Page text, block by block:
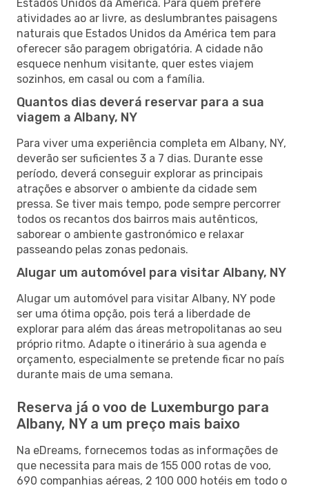
Estados Unidos da América. Para quem prefere
atividades ao ar livre, as deslumbrantes paisagens
naturais que Estados Unidos da América tem para
oferecer são paragem obrigatória. A cidade não
esquece nenhum visitante, quer estes viajem
sozinhos, em casal ou com a família.
Quantos dias deverá reservar para a sua
viagem a Albany, NY
Para viver uma experiência completa em Albany, NY,
deverão ser suficientes 3 a 7 dias. Durante esse
período, deverá conseguir explorar as principais
atrações e absorver o ambiente da cidade sem
pressa. Se tiver mais tempo, pode sempre percorrer
todos os recantos dos bairros mais autênticos,
saborear o ambiente gastronómico e relaxar
passeando pelas zonas pedonais.
Alugar um automóvel para visitar Albany, NY
Alugar um automóvel para visitar Albany, NY pode
ser uma ótima opção, pois terá a liberdade de
explorar para além das áreas metropolitanas ao seu
próprio ritmo. Adapte o itinerário à sua agenda e
orçamento, especialmente se pretende ficar no país
durante mais de uma semana.
Reserva já o voo de Luxemburgo para
Albany, NY a um preço mais baixo
Na eDreams, fornecemos todas as informações de
que necessita para mais de 155 000 rotas de voo,
690 companhias aéreas, 2 100 000 hotéis em todo o